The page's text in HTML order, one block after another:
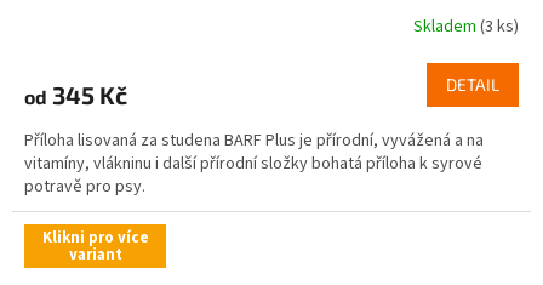
Skladem (3 ks)
od 345 Kč DETAIL
Příloha lisovaná za studena BARF Plus je přírodní, vyvážená a na
vitamíny, vlákninu i další přírodní složky bohatá příloha k syrové
potravě pro psy.
Klikni pro více
variant